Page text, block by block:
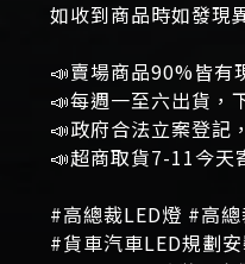
如收到商品時如發現
📣賣場商品90%皆有
📣每週一至六出貨，
📣政府合法立案登記
📣超商取貨7-11今天
#高總裁LED燈 #高
#貨車汽車LED規劃